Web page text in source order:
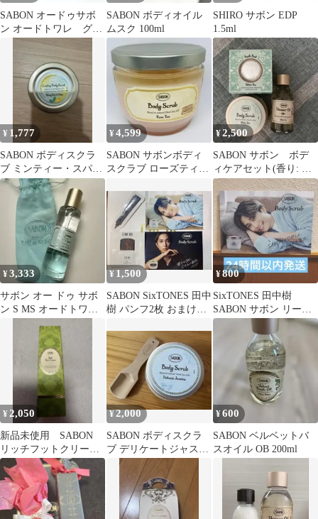
SABON オードゥサボ
ン オードトワレ グリ
SABON ボディオイル
ムスク 100ml
SHIRO サボン EDP
1.5ml
¥ 1,777
SABON ボディスクラ
ブ ミンティー・スパー
ク・ユズ 60g
¥4,599
SABON サボンボディ
スクラブ ローズティー
¥2,500
SABON サボン ボデ
ィケアセット(香り: ホ
ワイトティー)
¥3,333
サボン オー ドゥ サボ
ン S MS オードトワレ
¥1,500
SABON SixTONES 田中
樹 パンフ2枚 おまけ付
¥800
SixTONES 田中樹
SABON サボン リーフ
レット パンフレット 特
¥ 2,050
新品未使用 SABON
リッチフットクリー
ム 50ml 足用クリーム
¥2,000
SABON ボディスクラ
ブ デリケートジャスミ
ン 200g スプーン付
¥600
SABON ベルベットバ
スオイル OB 200ml